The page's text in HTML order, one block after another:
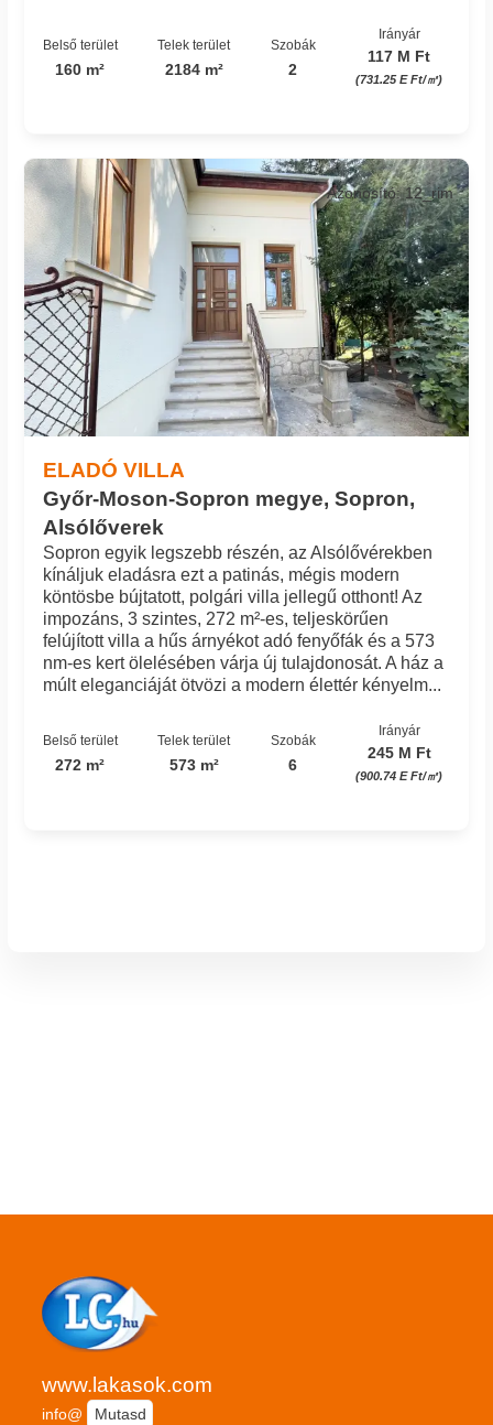
Belső terület
160 m²
Telek terület
2184 m²
Szobák
2
Irányár
117 M Ft
(731.25 E Ft/㎡)
ELADÓ VILLA
Győr-Moson-Sopron megye, Sopron,
Alsólőverek
Azonosító: 12_rim
Sopron egyik legszebb részén, az Alsólővérekben
kínáljuk eladásra ezt a patinás, mégis modern
köntösbe bújtatott, polgári villa jellegű otthont! Az
impozáns, 3 szintes, 272 m²-es, teljeskörűen
felújított villa a hűs árnyékot adó fenyőfák és a 573
nm-es kert ölelésében várja új tulajdonosát. A ház a
múlt eleganciáját ötvözi a modern élettér kényelm...
Belső terület
272 m²
Telek terület
573 m²
Szobák
6
Irányár
245 M Ft
(900.74 E Ft/㎡)
www.lakasok.com
info@
Mutasd